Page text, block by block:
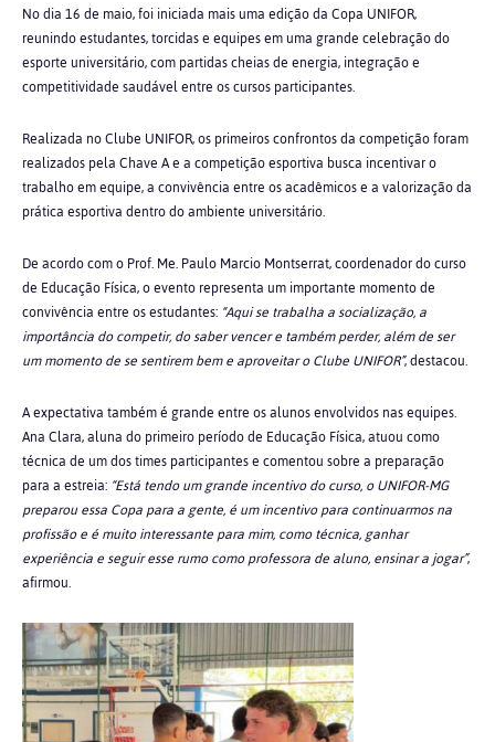
No dia 16 de maio, foi iniciada mais uma edição da Copa UNIFOR,
reunindo estudantes, torcidas e equipes em uma grande celebração do
esporte universitário, com partidas cheias de energia, integração e
competitividade saudável entre os cursos participantes.
Realizada no Clube UNIFOR, os primeiros confrontos da competição foram
realizados pela Chave A e a competição esportiva busca incentivar o
trabalho em equipe, a convivência entre os acadêmicos e a valorização da
prática esportiva dentro do ambiente universitário.
De acordo com o Prof. Me. Paulo Marcio Montserrat, coordenador do curso
de Educação Física, o evento representa um importante momento de
convivência entre os estudantes: “Aqui se trabalha a socialização, a
importância do competir, do saber vencer e também perder, além de ser
um momento de se sentirem bem e aproveitar o Clube UNIFOR”, destacou.
A expectativa também é grande entre os alunos envolvidos nas equipes.
Ana Clara, aluna do primeiro período de Educação Física, atuou como
técnica de um dos times participantes e comentou sobre a preparação
para a estreia: “Está tendo um grande incentivo do curso, o UNIFOR-MG
preparou essa Copa para a gente, é um incentivo para continuarmos na
profissão e é muito interessante para mim, como técnica, ganhar
experiência e seguir esse rumo como professora de aluno, ensinar a jogar”,
afirmou.